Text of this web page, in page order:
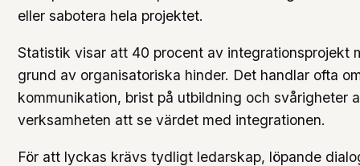
eller sabotera hela projektet.
Statistik visar att 40 procent av integrationsprojekt
grund av organisatoriska hinder. Det handlar ofta
kommunikation, brist på utbildning och svårigheter
verksamheten att se värdet med integrationen.
För att lyckas krävs tydligt ledarskap, löpande